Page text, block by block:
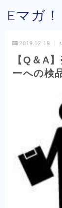
Eマガ！
Eマガ！と
公式メルマガ
OEM商品
OEM商品
OEM商品×
2019.12.19
【Q＆A
ーへの検